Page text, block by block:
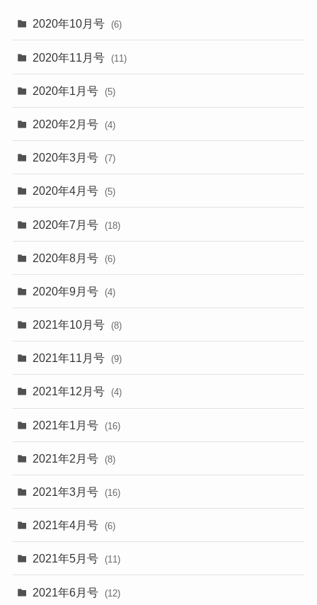
2020年10月号 (6)
2020年11月号 (11)
2020年1月号 (5)
2020年2月号 (4)
2020年3月号 (7)
2020年4月号 (5)
2020年7月号 (18)
2020年8月号 (6)
2020年9月号 (4)
2021年10月号 (8)
2021年11月号 (9)
2021年12月号 (4)
2021年1月号 (16)
2021年2月号 (8)
2021年3月号 (16)
2021年4月号 (6)
2021年5月号 (11)
2021年6月号 (12)